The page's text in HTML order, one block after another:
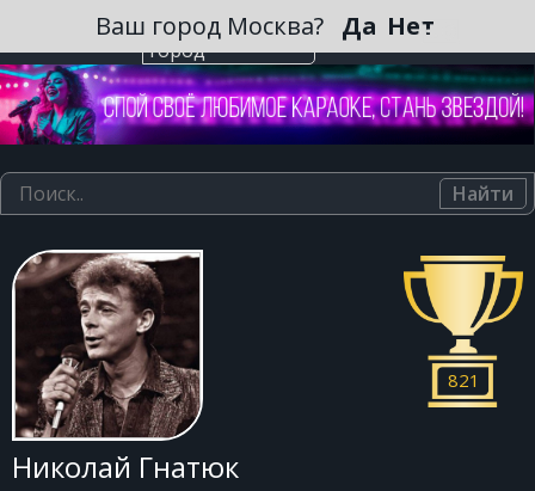
Выберите
город
Ваш город Москва? Да Нет
Найти
Николай Гнатюк
821